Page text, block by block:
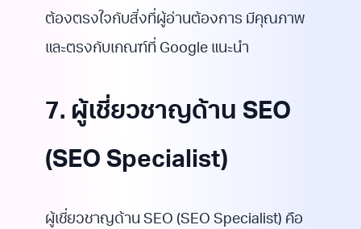
ต้องตรงใจกับสิ่งที่ผู้อ่านต้องการ มีคุณภาพ
และตรงกับเกณฑ์ที่ Google แนะนำ
7. ผู้เชี่ยวชาญด้าน SEO
(SEO Specialist)
ผู้เชี่ยวชาญด้าน SEO (SEO Specialist) คือ